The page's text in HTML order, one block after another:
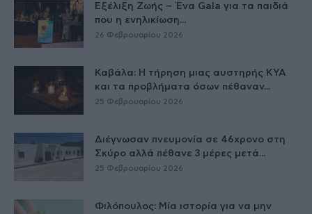
Εξέλιξη Ζωής – Ένα Gala για τα παιδιά
που η ενηλικίωση...
26 Φεβρουαρίου 2026
Καβάλα: Η τήρηση μιας αυστηρής ΚΥΑ
και τα προβλήματα όσων πέθαναν...
25 Φεβρουαρίου 2026
Διέγνωσαν πνευμονία σε 46χρονο στη
Σκύρο αλλά πέθανε 3 μέρες μετά...
25 Φεβρουαρίου 2026
Φιλόπουλος: Μία ιστορία για να μην